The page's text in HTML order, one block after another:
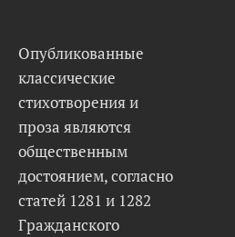
Опубликованные
классические
стихотворения и
проза являются
общественным
достоянием, согласно
статей 1281 и 1282
Гражданского